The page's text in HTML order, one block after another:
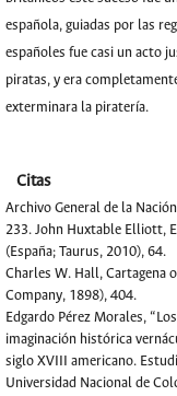
española, guiadas por las
españoles fue casi un acto
piratas, y era
exterminara la piratería.
Citas
Archivo General de la
233. John Huxtable Elliott,
(España; Taurus, 2010), 64.
Charles W. Hall, Cartagena
Company, 1898), 404.
Edgardo Pérez Morales,
imaginación histórica
siglo XVIII americano.
Universidad Nacional de